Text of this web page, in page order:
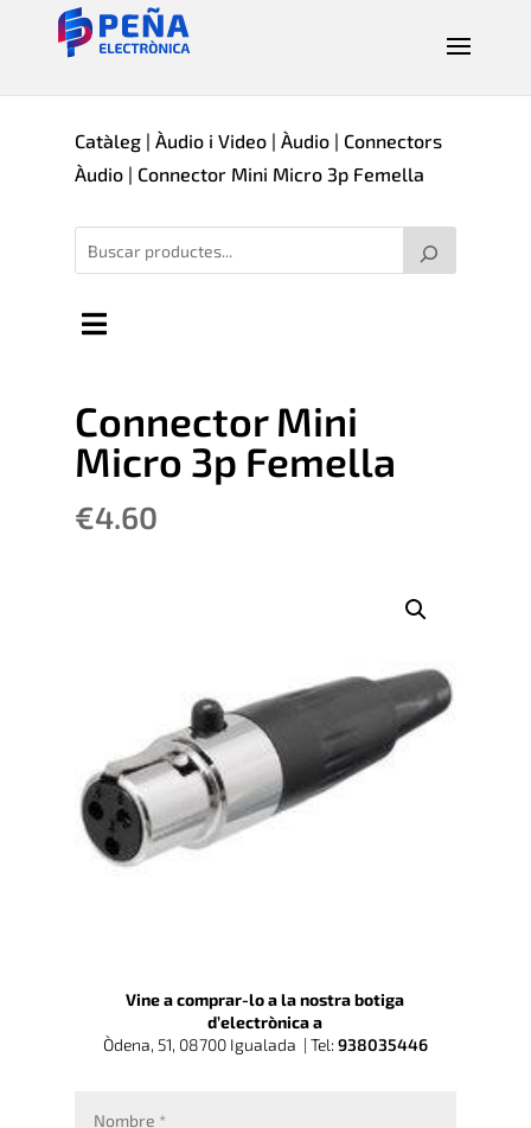
Catàleg| Àudio i Video| Àudio| Connectors
Àudio| Connector Mini Micro 3p Femella
Connector Mini
Micro 3p Femella
€4.60
Vine a comprar-lo a la nostra botiga
d’electrònica a
Òdena, 51, 08700 Igualada | Tel: 938035446